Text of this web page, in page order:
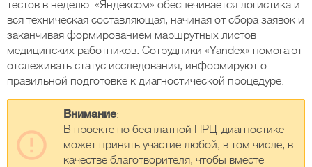
тестов в неделю. «Яндексом» обеспечивается логистика и
вся техническая составляющая, начиная от сбора заявок и
заканчивая формированием маршрутных листов
медицинских работников. Сотрудники «Yandex» помогают
отслеживать статус исследования, информируют о
правильной подготовке к диагностической процедуре.
Внимание:
В проекте по бесплатной ПРЦ-диагностике
может принять участие любой, в том числе, в
качестве благотворителя, чтобы вместе